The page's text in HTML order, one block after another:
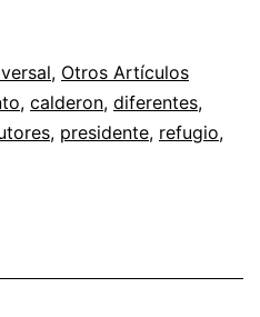
, Otros Artículos
, calderon, diferentes,
, presidente, refugio,